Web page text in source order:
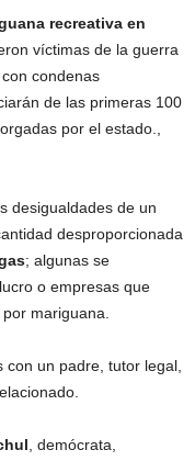
recreativa en
víctimas de la guerra
condenas
de las primeras 100
por el estado.,
desigualdades de un
desproporcionada
; algunas se
o empresas que
mariguana.
con un padre, tutor legal,
, demócrata,